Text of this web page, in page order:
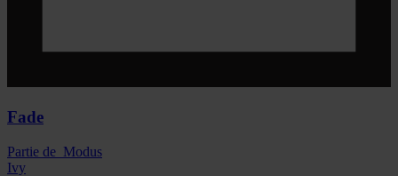
Fade
Partie de Modus
Ivy